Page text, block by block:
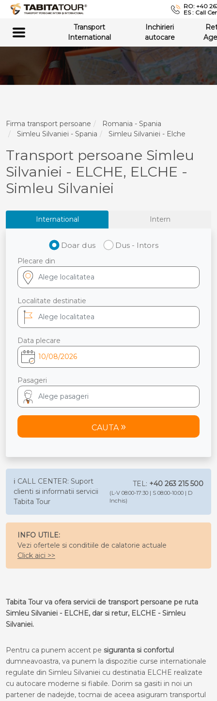
RO: +40
ES : Call
Transport
International
Inchirieri
autocare
Firma transport persoane
Romania - Spania
Simleu Silvaniei - Spania
Simleu Silvaniei - Elche
Transport persoane Simleu
Silvaniei - ELCHE, ELCHE -
Simleu Silvaniei
International Intern
Doar dus Dus - Intors
Plecare din
Localitate destinatie
Data plecare
Pasageri
CAUTA
ℹ️ CALL CENTER: Suport
clienti si informatii servicii
Tabita Tour
TEL: +40 263 215 500
(L-V 08:00-17:30 | S 08:00-10:00 | D
Inchis)
INFO UTILE:
Vezi ofertele si conditiile de calatorie actuale
Click aici >>
Tabita Tour va ofera servicii de transport persoane pe ruta
Simleu Silvaniei - ELCHE, dar si retur, ELCHE - Simleu
Silvaniei.
Pentru ca punem accent pe siguranta si confortul
dumneavoastra, va punem la dispozitie curse internationale
regulate din Simleu Silvaniei cu destinatia ELCHE realizate
cu autocare moderne si fiabile. Dorim sa gasiti in noi un
partener de nadejde, tocmai de aceea asiguram transportul